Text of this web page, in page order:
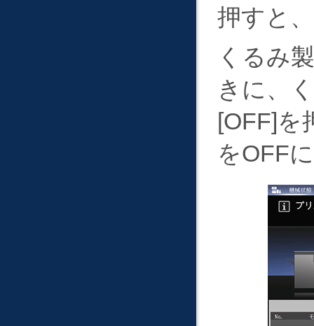
押すと
くるみ
きに、
OFF を
をOFF